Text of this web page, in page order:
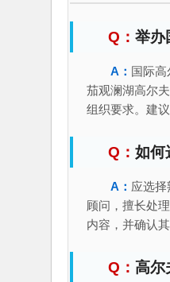
举办
国际
茄观澜湖高尔
组织要求。建
如何
应选
顾问，擅长处
内容，并确认
高尔